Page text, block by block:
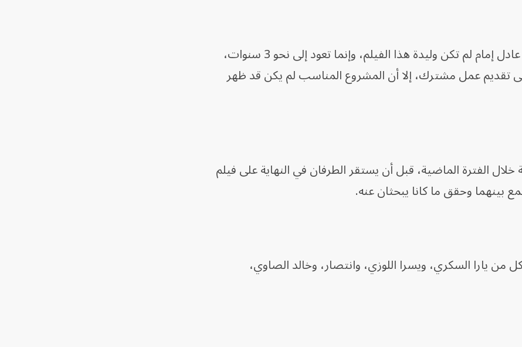
وأوضح شيكو أن فكرة العمل مع محمد عادل إمام لم تكن وليدة هذا الفيلم، وإنما تعود إلى نحو 3 سنوات،
تقديم عمل مشترك، إلا أن المشروع المناسب لم يكن قد ظهر
الفترة الماضية، قبل أن يستقر الطرفان في النهاية على فيلم
بينهما وحقق ما كانا يبحثان عنه.
يارا السكري، ويسرا اللوزي، وانتصار، وخالد الصاوي،